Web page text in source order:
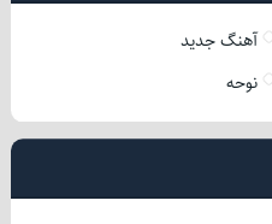
آهنگ جدید
نوحه